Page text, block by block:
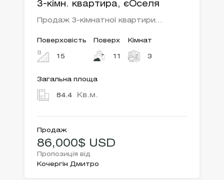
3-кімн. квартира, єОселя
Продаж 3-кімнатної квартири…
Поверховість
15
Поверх
11
Кімнат
3
Загальна площа
84.4 Кв.м.
Продаж
86,000$ USD
Пропозиція від
Кочергін Дмитро